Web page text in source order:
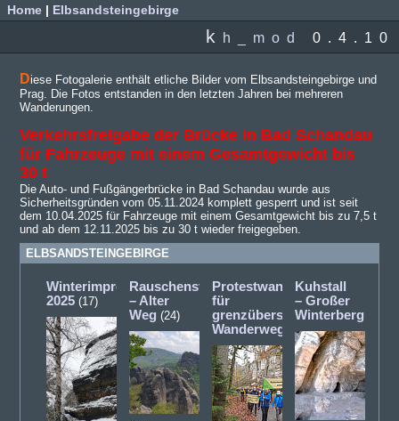
Home Elbsandsteingebirge
k h_mod 0.4.10
Diese Fotogalerie enthält etliche Bilder vom Elbsandsteingebirge und
Prag. Die Fotos entstanden in den letzten Jahren bei mehreren
Wanderungen.
Verkehrsfreigabe der Brücke in Bad Schandau
für Fahrzeuge mit einem Gesamtgewicht bis
30 t
Die Auto- und Fußgängerbrücke in Bad Schandau wurde aus
Sicherheitsgründen vom 05.11.2024 komplett gesperrt und ist seit
dem 10.04.2025 für Fahrzeuge mit einem Gesamtgewicht bis zu 7,5 t
und ab dem 12.11.2025 bis zu 30 t wieder freigegeben.
ELBSANDSTEINGEBIRGE
Winterimpressionen
2025 (17)
Rauschenstein
– Alter
Weg (24)
Protestwanderung
für
grenzüberschreitende
Wanderwege
(5)
Kuhstall
– Großer
Winterberg